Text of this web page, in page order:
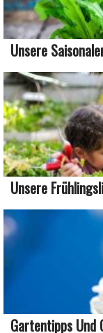
Unsere
Unsere
Gartentipps